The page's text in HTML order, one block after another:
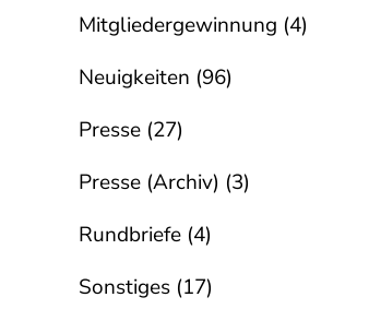
Mitgliedergewinnung (4)
Neuigkeiten (96)
Presse (27)
Presse (Archiv) (3)
Rundbriefe (4)
Sonstiges (17)